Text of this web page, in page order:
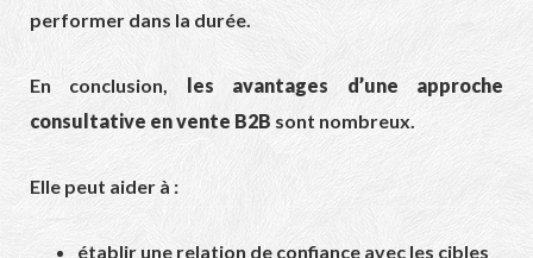
performer dans la durée.
En conclusion,
les avantages d’une approche
consultative en vente B2B sont nombreux.
Elle peut aider à :
établir une relation de confiance avec les cibles